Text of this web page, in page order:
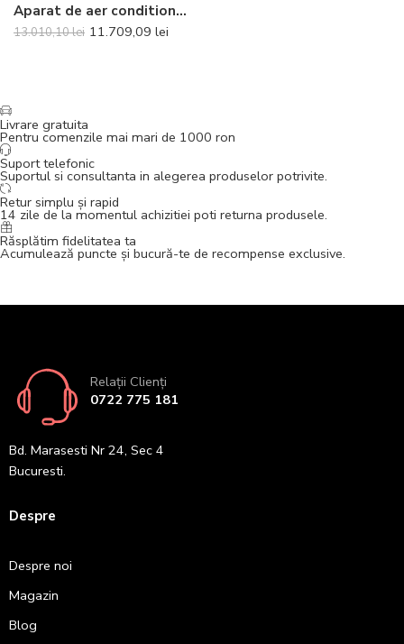
Aparat de aer conditionat Daikin Emura Bluevolution FTXJ50AS-RXJ50A Inverter 18000 BTU Silver – Telecomanda inclusa
13.010,10lei 11.709,09 lei
Livrare gratuita
Pentru comenzile mai mari de 1000 ron
Suport telefonic
Suportul si consultanta in alegerea produselor potrivite.
Retur simplu și rapid
14 zile de la momentul achizitiei poti returna produsele.
Răsplătim fidelitatea ta
Acumulează puncte și bucură-te de recompense exclusive.
Relații Clienți
0722 775 181
Bd. Marasesti Nr 24, Sec 4
Bucuresti.
Despre
Despre noi
Magazin
Blog